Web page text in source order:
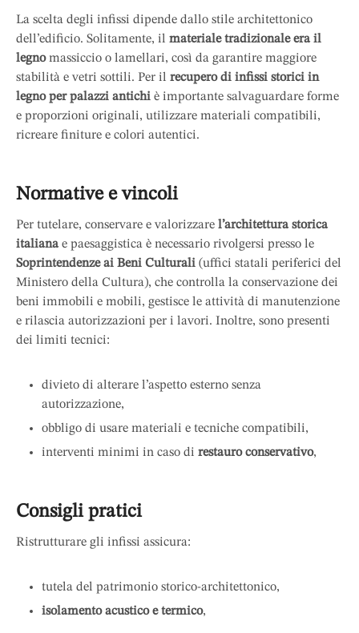
La scelta degli infissi dipende dallo stile architettonico
dell’edificio. Solitamente, il materiale tradizionale era il
legnomassiccio o lamellari, così da garantire maggiore
stabilità e vetri sottili. Per il recupero di infissi storici in
legno per palazzi antichi è importante salvaguardare forme
e proporzioni originali, utilizzare materiali compatibili,
ricreare finiture e colori autentici.
Normative e vincoli
Per tutelare, conservare e valorizzare l’architettura storica
italianae paesaggistica è necessario rivolgersi presso le
Soprintendenze ai Beni Culturali (uffici statali periferici del
Ministero della Cultura), che controlla la conservazione dei
beni immobili e mobili, gestisce le attività di manutenzione
e rilascia autorizzazioni per i lavori. Inoltre, sono presenti
dei limiti tecnici:
divieto di alterare l’aspetto esterno senza
autorizzazione,
obbligo di usare materiali e tecniche compatibili,
interventi minimi in caso di restauro conservativo,
Consigli pratici
Ristrutturare gli infissi assicura:
tutela del patrimonio storico-architettonico,
isolamento acustico e termico,